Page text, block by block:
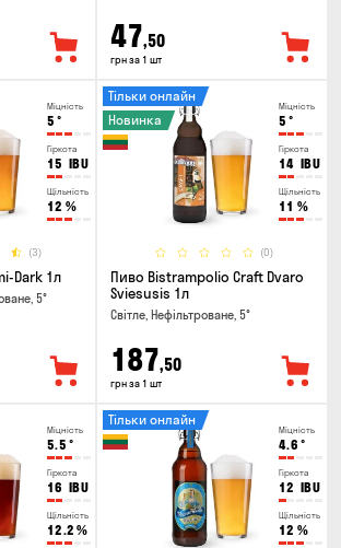
47,50
грн за 1 шт
Міцність
5 °
Гіркота
15 IBU
Щільність
12 %
(3)
Dark 1л
5°
Міцність
5 °
Гіркота
14 IBU
Щільність
11 %
(0)
Тільки онлайн
Новинка
Пиво Bistrampolio Craft Dvaro
Sviesusis 1л
Світле, Нефільтроване, 5°
187,50
грн за 1 шт
Міцність
5.5 °
Гіркота
16 IBU
Щільність
12.2 %
Міцність
4.6 °
Гіркота
12 IBU
Щільність
12 %
Тільки онлайн